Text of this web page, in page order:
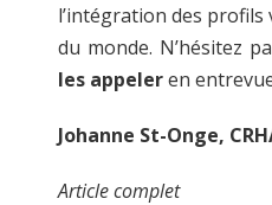
l’intégration des profils
du monde. N’hésitez
les appeleren
Johanne St-Onge,
Article complet